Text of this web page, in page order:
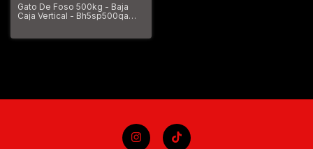
Gato De Foso 500kg - Baja
Caja Vertical - Bh5sp500qa